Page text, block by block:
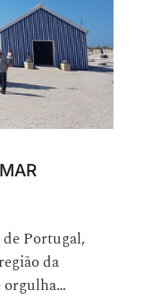
Portugal,
da
orgulha…